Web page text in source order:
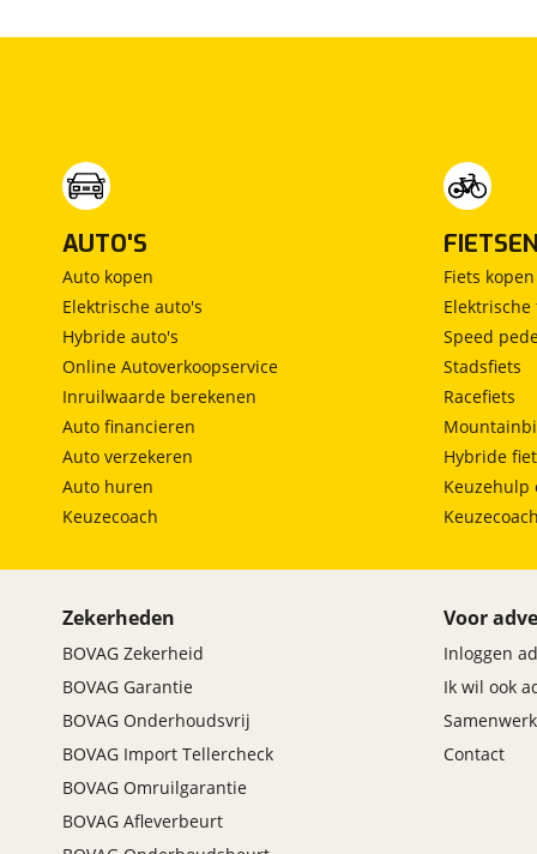
AUTO'S
Auto kopen
Elektrische auto's
Hybride auto's
Online Autoverkoopservice
Inruilwaarde berekenen
Auto financieren
Auto verzekeren
Auto huren
Keuzecoach
FIETSEN
Fiets kopen
Elektrische
Speed
Stadsfiets
Racefiets
Hybride
Keuzehulp
Keuzecoach
Zekerheden
BOVAG Zekerheid
BOVAG Garantie
BOVAG Onderhoudsvrij
BOVAG Import Tellercheck
BOVAG Omruilgarantie
BOVAG Afleverbeurt
Voor
Inloggen
Ik wil ook
Contact